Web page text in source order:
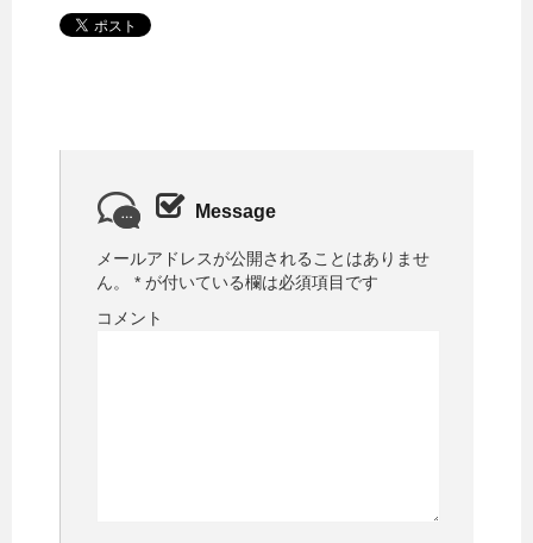
Message
メールアドレスが公開されることはありませ
ん。
* が付いている欄は必須項目です
コメント